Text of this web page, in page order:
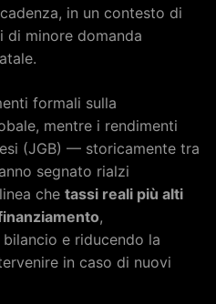
in un contesto di
di minore domanda
formali sulla
mentre i rendimenti
(JGB) — storicamente tra
segnato rialzi
che tassi reali più alti
,
e riducendo la
in caso di nuovi